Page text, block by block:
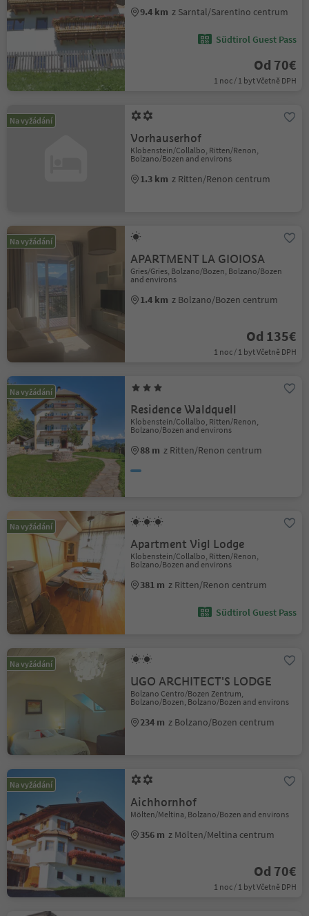
9.4 km z Sarntal/Sarentino centrum
Südtirol Guest Pass
Od 70€
1 noc / 1 byt Včetně DPH
Na vyžádání
Vorhauserhof
Klobenstein/Collalbo, Ritten/Renon,
Bolzano/Bozen and environs
1.3 km z Ritten/Renon centrum
Na vyžádání
APARTMENT LA GIOIOSA
Gries/Gries, Bolzano/Bozen, Bolzano/Bozen
and environs
1.4 km z Bolzano/Bozen centrum
Od 135€
1 noc / 1 byt Včetně DPH
Na vyžádání
Residence Waldquell
Klobenstein/Collalbo, Ritten/Renon,
Bolzano/Bozen and environs
88 m z Ritten/Renon centrum
Na vyžádání
Apartment Vigl Lodge
Klobenstein/Collalbo, Ritten/Renon,
Bolzano/Bozen and environs
381 m z Ritten/Renon centrum
Südtirol Guest Pass
Na vyžádání
UGO ARCHITECT'S LODGE
Bolzano Centro/Bozen Zentrum,
Bolzano/Bozen, Bolzano/Bozen and environs
234 m z Bolzano/Bozen centrum
Na vyžádání
Aichhornhof
Mölten/Meltina, Bolzano/Bozen and environs
356 m z Mölten/Meltina centrum
Od 70€
1 noc / 1 byt Včetně DPH